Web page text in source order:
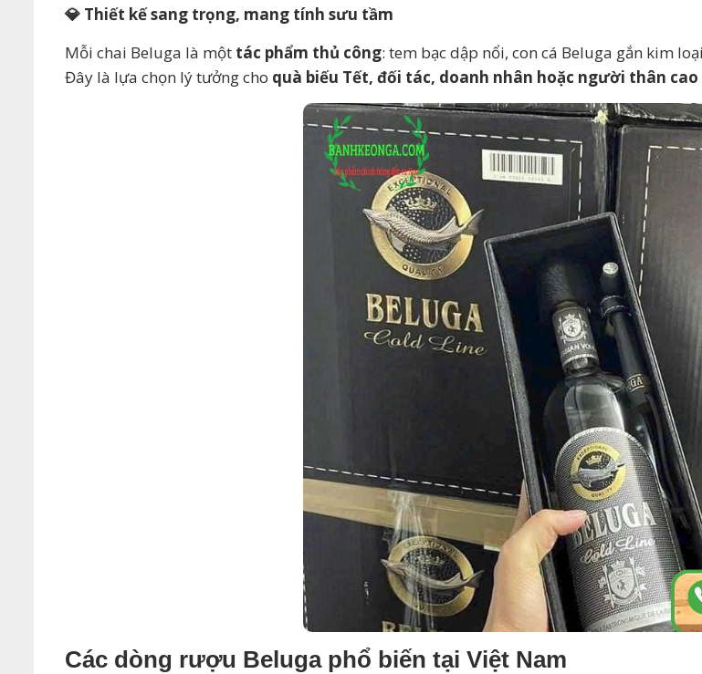
💎 Thiết kế sang trọng, mang tính sưu tầm
Mỗi chai Beluga là một tác phẩm thủ công: tem bạc dập nổi, con cá Beluga gắn kim
Đây là lựa chọn lý tưởng cho quà biếu Tết, đối tác, doanh nhân hoặc người thân cao
Các dòng rượu Beluga phổ biến tại Việt Nam